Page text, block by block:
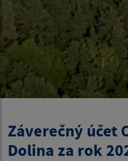
Záverečný účet
Dolina za rok